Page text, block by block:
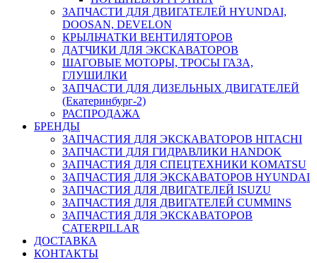
ЗАПЧАСТИ ДЛЯ ДВИГАТЕЛЕЙ HYUNDAI,
DOOSAN, DEVELON
КРЫЛЬЧАТКИ ВЕНТИЛЯТОРОВ
ДАТЧИКИ ДЛЯ ЭКСКАВАТОРОВ
ШАГОВЫЕ МОТОРЫ, ТРОСЫ ГАЗА,
ГЛУШИЛКИ
ЗАПЧАСТИ ДЛЯ ДИЗЕЛЬНЫХ ДВИГАТЕЛЕЙ
(Екатеринбург-2)
РАСПРОДАЖА
БРЕНДЫ
ЗАПЧАСТИЯ ДЛЯ ЭКСКАВАТОРОВ HITACHI
ЗАПЧАСТИ ДЛЯ ГИДРАВЛИКИ HANDOK
ЗАПЧАСТИЯ ДЛЯ СПЕЦТЕХНИКИ KOMATSU
ЗАПЧАСТИЯ ДЛЯ ЭКСКАВАТОРОВ HYUNDAI
ЗАПЧАСТИЯ ДЛЯ ДВИГАТЕЛЕЙ ISUZU
ЗАПЧАСТИЯ ДЛЯ ДВИГАТЕЛЕЙ CUMMINS
ЗАПЧАСТИЯ ДЛЯ ЭКСКАВАТОРОВ
CATERPILLAR
ДОСТАВКА
КОНТАКТЫ